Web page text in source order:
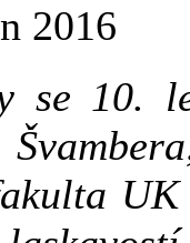
2016
10.